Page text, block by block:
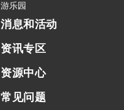
游乐园
消息和活动
资讯专区
资源中心
常见问题